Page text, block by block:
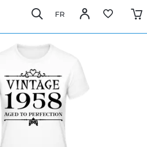
FR